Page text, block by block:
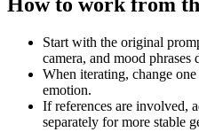
Start with the original
camera, and mood phrases
When iterating, change
emotion.
If references are involved,
separately for more stable